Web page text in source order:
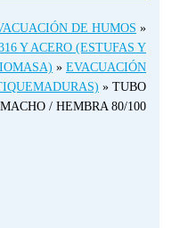
DE HUMOS »
Y ACERO (ESTUFAS Y
» EVACUACIÓN
» TUBO
/ HEMBRA 80/100